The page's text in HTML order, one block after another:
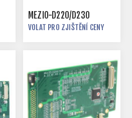
MEZIO-D220/D230
VOLAT PRO ZJIŠTĚNÍ CENY